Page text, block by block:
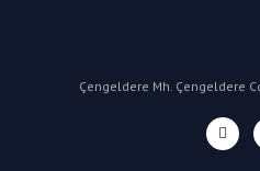
Çengeldere Mh. Çengeldere